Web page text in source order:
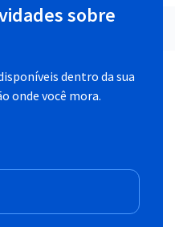
sobre
dentro da sua
onde você mora.